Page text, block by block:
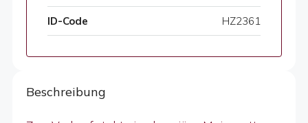
ID-Code HZ2361
Beschreibung